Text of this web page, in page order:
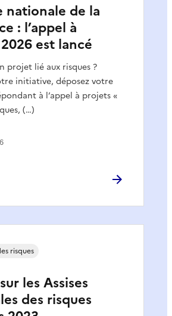
nationale de la
: l’appel à
est lancé
projet lié aux risques ?
initiative, déposez votre
à l’appel à projets «
(…)
les Assises
des risques
risques